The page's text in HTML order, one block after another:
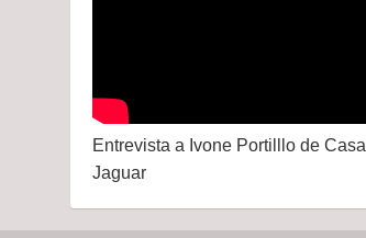
Entrevista a Ivone Portilllo de Casa
Jaguar